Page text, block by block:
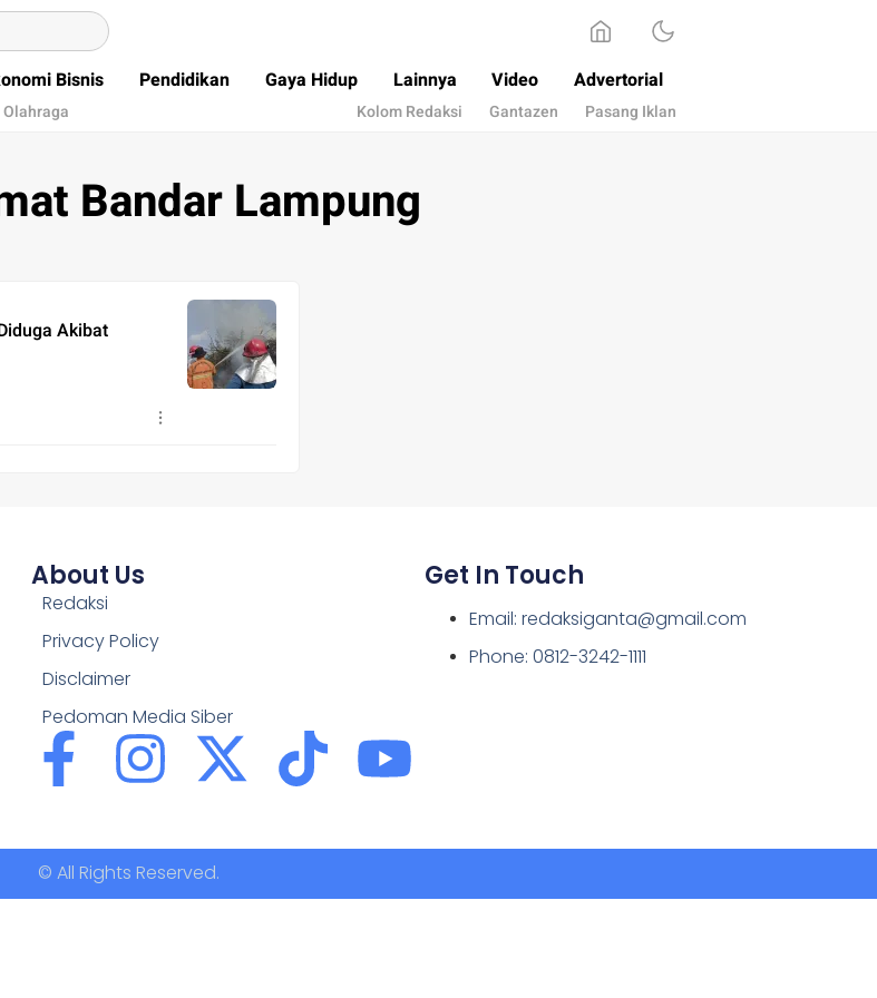
Bisnis Pendidikan Gaya Hidup Lainnya Video Advertorial
Olahraga Kolom Redaksi Gantazen Pasang Iklan
Bandar Lampung
Akibat
About Us
Redaksi
Privacy Policy
Disclaimer
Pedoman Media Siber
Get In Touch
Email: redaksiganta@gmail.com
Phone: 0812-3242-1111
© All Rights Reserved.